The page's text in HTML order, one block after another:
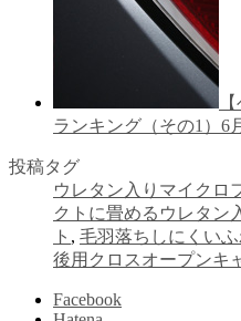
ランキング（その1）6
投稿タグ
ウレタン入りマイクロ
クトに畳めるウレタン
ト , 毛羽落ちしにくい
後用クロスオープンキ
Facebook